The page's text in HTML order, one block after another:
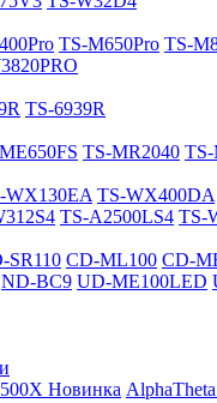
TS-M650Pro TS-
TS-6939R
TS-MR2040
WX130EA TS-WX400DA
TS-A2500LS4 TS-
SR110 CD-ML100 CD-
ND-BC9 UD-ME100LED
Новинка